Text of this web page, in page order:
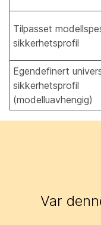
Tilpasset
sikkerhetsprofil
Egendefinert
sikkerhetsprofil
(modelluavhengig)
Var